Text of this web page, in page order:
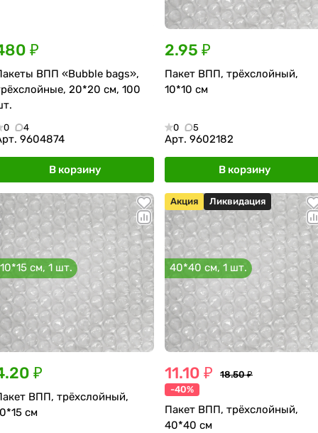
₽
ВПП «Bubble bags»,
20*20 см, 100
0 4
9604874
В корзину
2.95 ₽
Пакет ВПП, трёхслойный,
10*10 см
0 5
Арт. 9602182
В корзину
10*15 см, 1 шт.
₽
ВПП, трёхслойный,
см
Акция Ликвидация
40*40 см, 1 шт.
11.10 ₽
18.50 ₽
-40%
Пакет ВПП, трёхслойный,
40*40 см